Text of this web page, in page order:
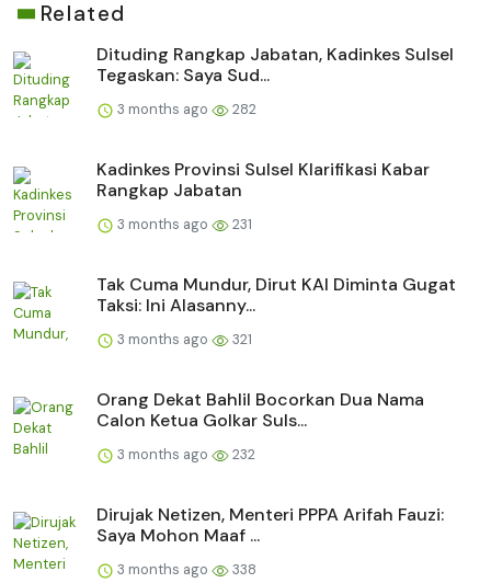
Related
Dituding Rangkap Jabatan, Kadinkes Sulsel
Tegaskan: Saya Sud...
3 months ago 282
Kadinkes Provinsi Sulsel Klarifikasi Kabar
Rangkap Jabatan
3 months ago 231
Tak Cuma Mundur, Dirut KAI Diminta Gugat
Taksi: Ini Alasanny...
3 months ago 321
Orang Dekat Bahlil Bocorkan Dua Nama
Calon Ketua Golkar Suls...
3 months ago 232
Dirujak Netizen, Menteri PPPA Arifah Fauzi:
Saya Mohon Maaf ...
3 months ago 338